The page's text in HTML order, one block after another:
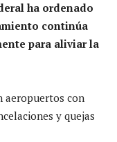
ha ordenado
continúa
para aliviar la
aeropuertos con
y quejas